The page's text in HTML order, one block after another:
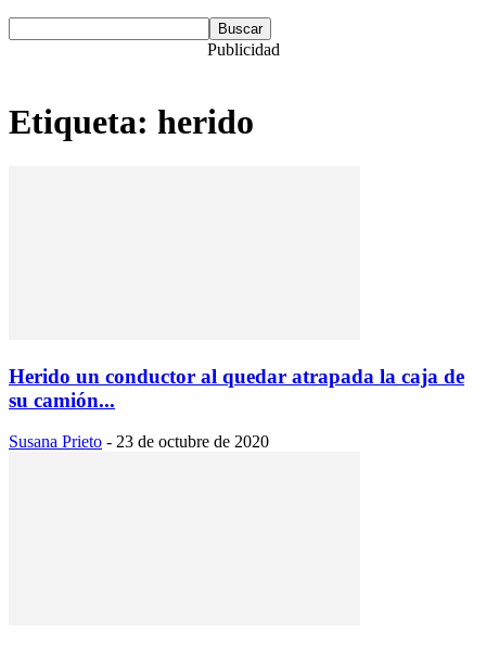
Publicidad
Etiqueta: herido
Herido un conductor al quedar atrapada la caja de
su camión...
Susana Prieto - 23 de octubre de 2020